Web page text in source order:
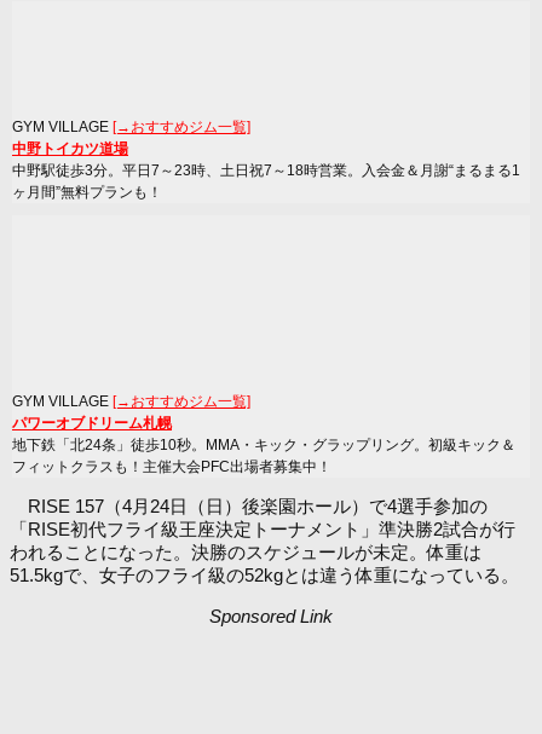
GYM VILLAGE [→おすすめジム一覧]
中野トイカツ道場
中野駅徒歩3分。平日7～23時、土日祝7～18時営業。入会金＆月謝“まるまる1
ヶ月間”無料プランも！
GYM VILLAGE [→おすすめジム一覧]
パワーオブドリーム札幌
地下鉄「北24条」徒歩10秒。MMA・キック・グラップリング。初級キック＆
フィットクラスも！主催大会PFC出場者募集中！
RISE 157（4月24日（日）後楽園ホール）で4選手参加の
「RISE初代フライ級王座決定トーナメント」準決勝2試合が行
われることになった。決勝のスケジュールが未定。体重は
51.5kgで、女子のフライ級の52kgとは違う体重になっている。
Sponsored Link